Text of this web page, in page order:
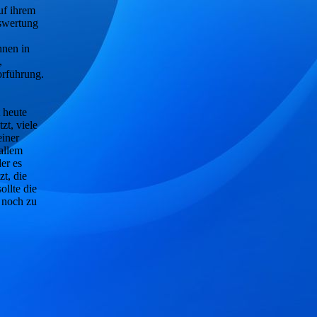
ihrem
in
viele
es
die
die
zu